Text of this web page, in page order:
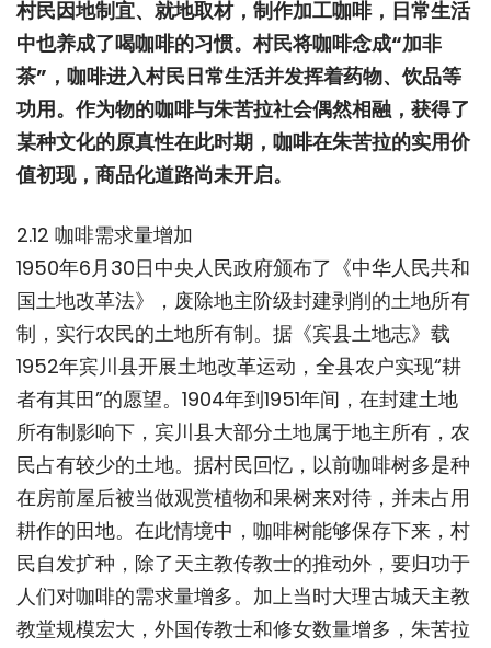
村民因地制宜、就地取材，制作加工咖啡，日常生活
中也养成了喝咖啡的习惯。村民将咖啡念成“加非
茶”，咖啡进入村民日常生活并发挥着药物、饮品等
功用。作为物的咖啡与朱苦拉社会偶然相融，获得了
某种文化的原真性在此时期，咖啡在朱苦拉的实用价
值初现，商品化道路尚未开启。
2.12 咖啡需求量增加
1950年6月30日中央人民政府颁布了《中华人民共和
国土地改革法》，废除地主阶级封建剥削的土地所有
制，实行农民的土地所有制。据《宾县土地志》载
1952年宾川县开展土地改革运动，全县农户实现“耕
者有其田”的愿望。1904年到1951年间，在封建土地
所有制影响下，宾川县大部分土地属于地主所有，农
民占有较少的土地。据村民回忆，以前咖啡树多是种
在房前屋后被当做观赏植物和果树来对待，并未占用
耕作的田地。在此情境中，咖啡树能够保存下来，村
民自发扩种，除了天主教传教士的推动外，要归功于
人们对咖啡的需求量增多。加上当时大理古城天主教
教堂规模宏大，外国传教士和修女数量增多，朱苦拉